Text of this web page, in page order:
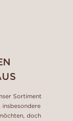
Sortiment
doch